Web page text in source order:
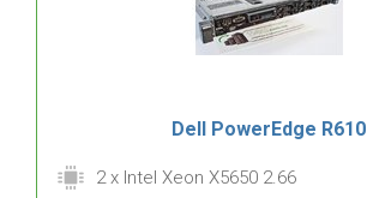
Dell PowerEdge R610
2 x Intel Xeon X5650 2.66